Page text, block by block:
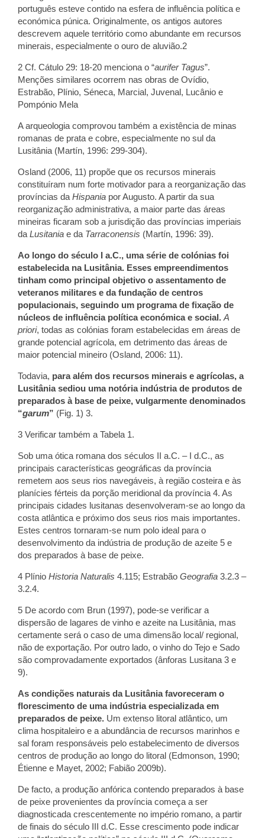
português esteve contido na esfera de influência política e
económica púnica. Originalmente, os antigos autores
descrevem aquele território como abundante em recursos
minerais, especialmente o ouro de aluvião.2
2 Cf. Cátulo 29: 18-20 menciona o “aurifer Tagus”.
Menções similares ocorrem nas obras de Ovídio,
Estrabão, Plínio, Séneca, Marcial, Juvenal, Lucânio e
Pompónio Mela
A arqueologia comprovou também a existência de minas
romanas de prata e cobre, especialmente no sul da
Lusitânia (Martín, 1996: 299-304).
Osland (2006, 11) propõe que os recursos minerais
constituíram num forte motivador para a reorganização das
províncias daHispania por Augusto. A partir da sua
reorganização administrativa, a maior parte das áreas
mineiras ficaram sob a jurisdição das províncias imperiais
daLusitania e da Tarraconensis (Martín, 1996: 39).
Ao longo do século I a.C., uma série de colónias foi
estabelecida na Lusitânia. Esses empreendimentos
tinham como principal objetivo o assentamento de
veteranos militares e da fundação de centros
populacionais, seguindo um programa de fixação de
núcleos de influência política económica e social. A
priori, todas as colónias foram estabelecidas em áreas de
grande potencial agrícola, em detrimento das áreas de
maior potencial mineiro (Osland, 2006: 11).
Todavia, para além dos recursos minerais e agrícolas, a
Lusitânia sediou uma notória indústria de produtos de
preparados à base de peixe, vulgarmente denominados
“garum” (Fig. 1) 3.
3 Verificar também a Tabela 1.
Sob uma ótica romana dos séculos II a.C. – I d.C., as
principais características geográficas da província
remetem aos seus rios navegáveis, à região costeira e às
planícies férteis da porção meridional da província 4. As
principais cidades lusitanas desenvolveram-se ao longo da
costa atlântica e próximo dos seus rios mais importantes.
Estes centros tornaram-se num polo ideal para o
desenvolvimento da indústria de produção de azeite 5 e
dos preparados à base de peixe.
4 Plínio Historia Naturalis 4.115; Estrabão Geografia 3.2.3 –
3.2.4.
5 De acordo com Brun (1997), pode-se verificar a
dispersão de lagares de vinho e azeite na Lusitânia, mas
certamente será o caso de uma dimensão local/ regional,
não de exportação. Por outro lado, o vinho do Tejo e Sado
são comprovadamente exportados (ânforas Lusitana 3 e
9).
As condições naturais da Lusitânia favoreceram o
florescimento de uma indústria especializada em
preparados de peixe. Um extenso litoral atlântico, um
clima hospitaleiro e a abundância de recursos marinhos e
sal foram responsáveis pelo estabelecimento de diversos
centros de produção ao longo do litoral (Edmonson, 1990;
Étienne e Mayet, 2002; Fabião 2009b).
De facto, a produção anfórica contendo preparados à base
de peixe provenientes da província começa a ser
diagnosticada crescentemente no império romano, a partir
de finais do século III d.C. Esse crescimento pode indicar